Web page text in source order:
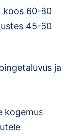
koos 60-80
45-60
ja
kogemus